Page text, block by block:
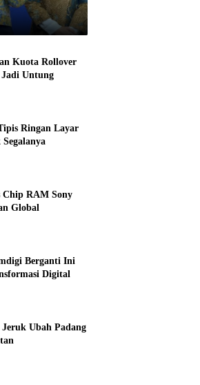
Kuota Rollover
Jadi Untung
Ringan Layar
Chip RAM Sony
Global
Berganti Ini
Digital
Ubah Padang